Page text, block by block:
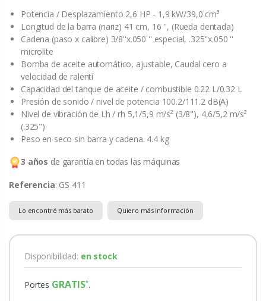
Potencia / Desplazamiento 2,6 HP - 1,9 kW/39,0 cm³
Longitud de la barra (nariz) 41 cm, 16 '', (Rueda dentada)
Cadena (paso x calibre) 3/8''x.050 '' especial, .325''x.050 ''
microlite
Bomba de aceite automático, ajustable, Caudal cero a
velocidad de ralentí
Capacidad del tanque de aceite / combustible 0.22 L/0.32 L
Presión de sonido / nivel de potencia 100.2/111.2 dB(A)
Nivel de vibración de Lh / rh 5,1/5,9 m/s² (3/8"), 4,6/5,2 m/s²
(.325")
Peso en seco sin barra y cadena. 4.4 kg
3 años de garantía en todas las máquinas
Referencia: GS 411
Lo encontré más barato Quiero más información
Disponibilidad: en stock
Portes GRATIS .